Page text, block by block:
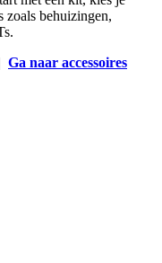
zoals behuizingen,
Ga naar accessoires